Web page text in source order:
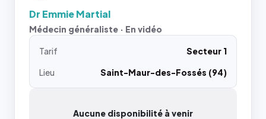
Dr Emmie Martial
Médecin généraliste · En vidéo
Tarif
Secteur 1
Lieu
Saint-Maur-des-Fossés (94)
Aucune disponibilité à venir